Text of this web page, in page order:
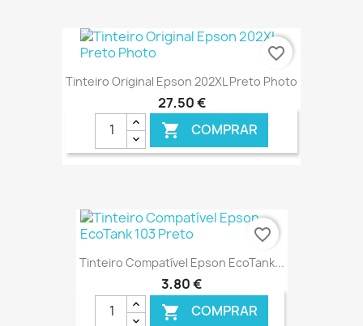
€ ONLINE
Tinteiro Original Epson 202XL Preto Photo
27,50 €
 COMPRAR
favorite_border
Tinteiro Compatível Epson EcoTank...
3,80 €
 COMPRAR
favorite_border